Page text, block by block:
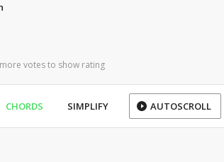
votes to show rating
CHORDS SIMPLIFY AUTOSCROLL